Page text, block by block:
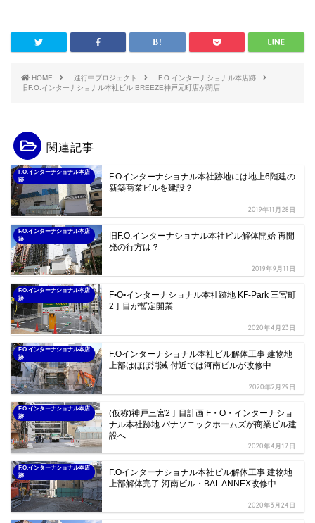
HOME 進行中プロジェクト
F.O.インターナショナル本店跡
旧F.O.インターナショナル本社ビル BREEZE神戸元町店が閉店
関連記事
F.O.インターナショナル本店
跡
F.Oインターナショナル本社跡地には地上6階建の
新築商業ビルを建設？
2019年11月28日
F.O.インターナショナル本店
跡
旧F.O.インターナショナル本社ビル解体開始 再開
発の行方は？
2019年9月11日
F.O.インターナショナル本店
跡
F•O•インターナショナル本社跡地 KF-Park 三宮町
2丁目が暫定開業
2020年4月23日
F.O.インターナショナル本店
跡
F.Oインターナショナル本社ビル解体工事 建物地
上部はほぼ消滅 付近では河南ビルが改修中
2020年2月29日
F.O.インターナショナル本店
跡
(仮称)神戸三宮2丁目計画 F・O・インターナショ
ナル本社跡地 パナソニックホームズが商業ビル建
設へ
2020年4月17日
F.O.インターナショナル本店
跡
F.Oインターナショナル本社ビル解体工事 建物地
上部解体完了 河南ビル・BAL ANNEX改修中
2020年3月24日